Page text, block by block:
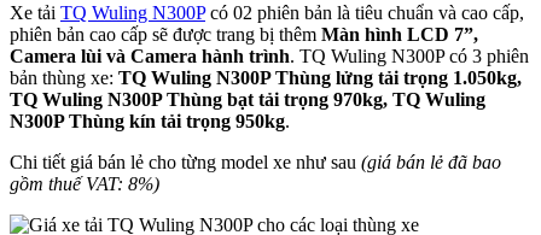
Xe tải TQ Wuling N300Pcó 02 phiên bản là tiêu chuẩn và cao cấp,
phiên bản cao cấp sẽ được trang bị thêm Màn hình LCD 7”,
Camera lùi và Camera hành trình. TQ Wuling N300P có 3 phiên
bản thùng xe: TQ Wuling N300P Thùng lửng tải trọng 1.050kg,
TQ Wuling N300P Thùng bạt tải trọng 970kg, TQ Wuling
N300P Thùng kín tải trọng 950kg.
Chi tiết giá bán lẻ cho từng model xe như sau (giá bán lẻ đã bao
gồm thuế VAT: 8%)